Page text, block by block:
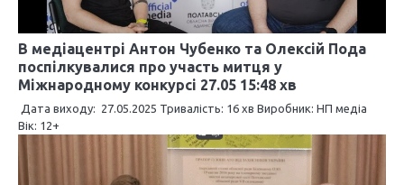
В медіацентрі Антон Чубенко та Олексій Пода
поспілкувалися про участь митця у
Міжнародному конкурсі 27.05 15:48 хв
Дата виходу: 27.05.2025 Тривалість: 16 хв Виробник: НП медіа
Вік: 12+